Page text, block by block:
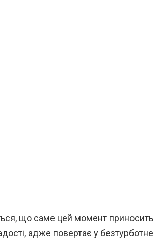
що саме цей момент приносить
адже повертає у безтурботне